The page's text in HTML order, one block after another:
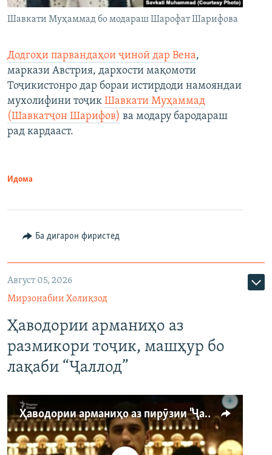
Шавкати Муҳаммад бо модараш Шарофат Шарифова
Додгоҳи парвандаҳои ҷиноӣ дар Вена,
маркази Австрия, дархости мақомоти
Тоҷикистонро дар бораи истирдоди намояндаи
мухолифини тоҷик Шавкати Муҳаммад
(Шавкатҷон Шарифов) ва модару бародараш
рад кардааст.
Идома
Ба дигарон фиристед
Август 05, 2026
Мирзонабии Холиқзод
Ҳаводории арманиҳо аз
размикори тоҷик, машҳур бо
лақаби “Ҷаллод”
Ҳаводории арманиҳо аз пирӯзии "Ҷаллод"-и тоҷик